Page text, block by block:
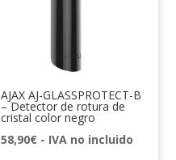
AJAX AJ-GLASSPROTECT-B
– Detector de rotura de
cristal color negro
58,90€ - IVA no incluido